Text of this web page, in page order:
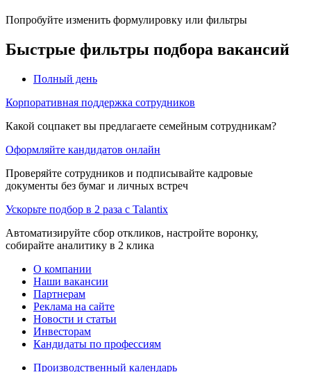
Попробуйте изменить формулировку или фильтры
Быстрые фильтры подбора вакансий
Полный день
Корпоративная поддержка сотрудников
Какой соцпакет вы предлагаете семейным сотрудникам?
Оформляйте кандидатов онлайн
Проверяйте сотрудников и подписывайте кадровые
документы без бумаг и личных встреч
Ускорьте подбор в 2 раза с Talantix
Автоматизируйте сбор откликов, настройте воронку,
собирайте аналитику в 2 клика
О компании
Наши вакансии
Партнерам
Реклама на сайте
Новости и статьи
Инвесторам
Кандидаты по профессиям
Производственный календарь